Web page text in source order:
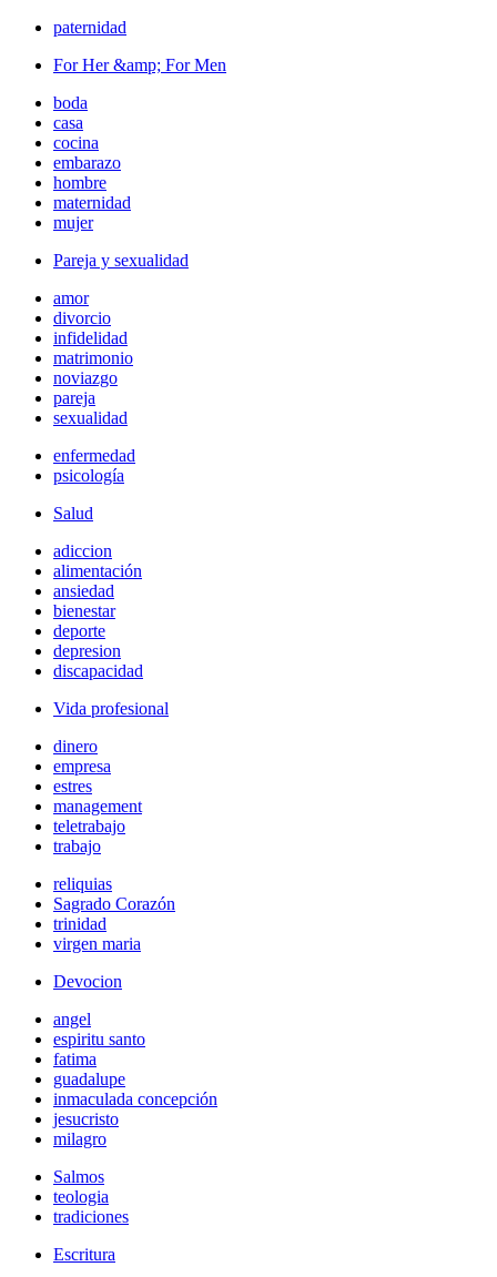
paternidad
For Her &amp; For Men
boda
casa
cocina
embarazo
hombre
maternidad
mujer
Pareja y sexualidad
amor
divorcio
infidelidad
matrimonio
noviazgo
pareja
sexualidad
enfermedad
psicología
Salud
adiccion
alimentación
ansiedad
bienestar
deporte
depresion
discapacidad
Vida profesional
dinero
empresa
estres
management
teletrabajo
trabajo
reliquias
Sagrado Corazón
trinidad
virgen maria
Devocion
angel
espiritu santo
fatima
guadalupe
inmaculada concepción
jesucristo
milagro
Salmos
teologia
tradiciones
Escritura